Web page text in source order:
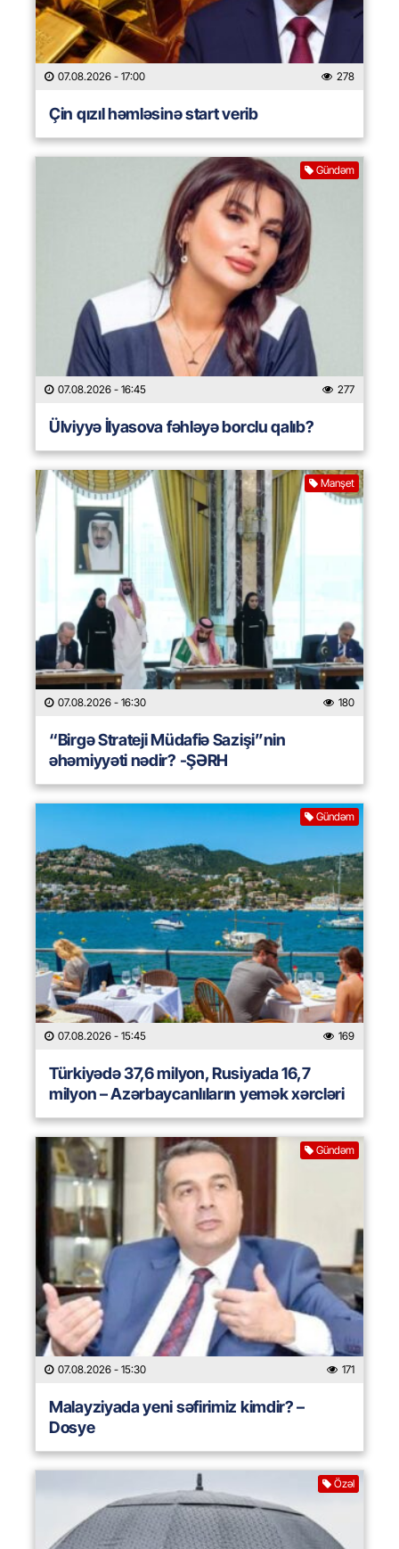
07.08.2026 - 17:00 278
Çin qızıl həmləsinə start verib
Gündəm
07.08.2026 - 16:45 277
Ülviyyə İlyasova fəhləyə borclu qalıb?
Manşet
07.08.2026 - 16:30 180
“Birgə Strateji Müdafiə Sazişi”nin
əhəmiyyəti nədir? -ŞƏRH
Gündəm
07.08.2026 - 15:45 169
Türkiyədə 37,6 milyon, Rusiyada 16,7
milyon – Azərbaycanlıların yemək xərcləri
Gündəm
07.08.2026 - 15:30 171
Malayziyada yeni səfirimiz kimdir? –
Dosye
Özəl